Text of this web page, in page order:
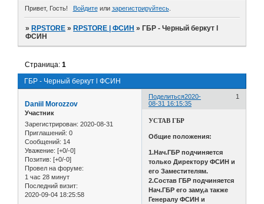
Привет, Гость! Войдитеили зарегистрируйтесь.
»RPSTORE »RPSTORE | ФСИН »ГБР - Черный беркут ӏ
ФСИН
ГБР - Черный беркут ӏ ФСИН
Страница:1
Поделиться 1
2020-
08-31 16:15:35
Daniil Morozzov
Участник
Зарегистрирован: 2020-08-31
Приглашений: 0
Сообщений: 14
Уважение: [+0/-0]
Позитив: [+0/-0]
Провел на форуме:
1 час 28 минут
Последний визит:
2020-09-04 18:25:58
УСТАВ ГБР
Общие положения:
1.Нач.ГБР подчиняется
только Директору ФСИН и
его Заместителям.
2.Состав ГБР подчиняется
Нач.ГБР его заму,а также
Генералу ФСИН и